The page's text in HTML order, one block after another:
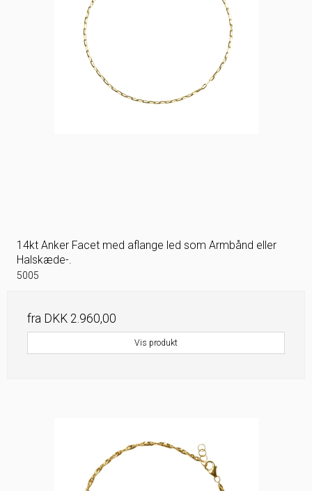
14kt Anker Facet med aflange led som Armbånd eller
Halskæde-.
5005
fra DKK 2.960,00
Vis produkt